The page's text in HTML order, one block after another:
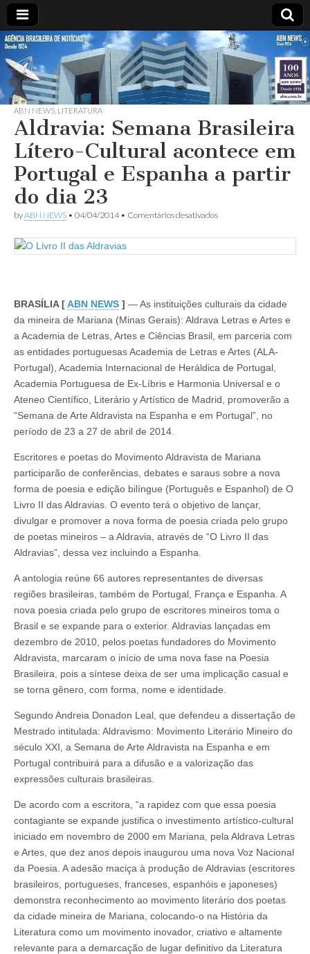
ABN
AGÊNCIA
BRASILEIRA
DE
NOTÍCIAS
DESDE
1924
ABN NEWS LITERATURA
Aldravia: Semana Brasileira
Lítero-Cultural acontece em
Portugal e Espanha a partir
do dia 23
byABN NEWS • 04/04/2014• Comentários desativadosem
Semana
Portugal
Espanha
a
partir
do
dia
23
BRASÍLIA [ABN NEWS ] — As instituições culturais da cidade
da mineira de Mariana (Minas Gerais): Aldrava Letras e Artes e
a Academia de Letras, Artes e Ciências Brasil, em parceria com
as entidades portuguesas Academia de Letras e Artes (ALA-
Portugal), Academia Internacional de Heráldica de Portugal,
Academia Portuguesa de Ex-Líbris e Harmonia Universal e o
Ateneo Científico, Literário y Artístico de Madrid, promoverão a
“Semana de Arte Aldravista na Espanha e em Portugal”, no
período de 23 a 27 de abril de 2014.
Escritores e poetas do Movimento Aldravista de Mariana
participarão de conferências, debates e saraus sobre a nova
forma de poesia e edição bilíngue (Português e Espanhol) de O
Livro II das Aldravias. O evento terá o objetivo de lançar,
divulgar e promover a nova forma de poesia criada pelo grupo
de poetas mineiros – a Aldravia, através de “O Livro II das
Aldravias”, dessa vez incluindo a Espanha.
A antologia reúne 66 autores representantes de diversas
regiões brasileiras, também de Portugal, França e Espanha. A
nova poesia criada pelo grupo de escritores mineiros toma o
Brasil e se expande para o exterior. Aldravias lançadas em
dezembro de 2010, pelos poetas fundadores do Movimento
Aldravista, marcaram o início de uma nova fase na Poesia
Brasileira, pois a síntese deixa de ser uma implicação casual e
se torna gênero, com forma, nome e identidade.
Segundo Andreia Donadon Leal, que defendeu a dissertação de
Mestrado intitulada: Aldravismo: Movimento Literário Mineiro do
século XXI, a Semana de Arte Aldravista na Espanha e em
Portugal contribuirá para a difusão e a valorização das
expressões culturais brasileiras.
De acordo com a escritora, “a rapidez com que essa poesia
contagiante se expande justifica o investimento artístico-cultural
iniciado em novembro de 2000 em Mariana, pela Aldrava Letras
e Artes, que dez anos depois inaugurou uma nova Voz Nacional
da Poesia. A adesão maciça à produção de Aldravias (escritores
brasileiros, portugueses, franceses, espanhóis e japoneses)
demonstra reconhecimento ao movimento literário dos poetas
da cidade mineira de Mariana, colocando-o na História da
Literatura como um movimento inovador, criativo e altamente
relevante para a demarcação de lugar definitivo da Literatura